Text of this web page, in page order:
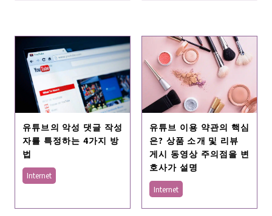
유튜브의 악성 댓글 작성
자를 특정하는 4가지 방
법
Internet
유튜브 이용 약관의 핵심
은? 상품 소개 및 리뷰
게시 동영상 주의점을 변
호사가 설명
Internet